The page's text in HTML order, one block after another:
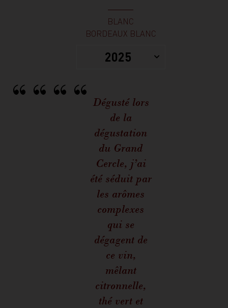
BLANC
BORDEAUX BLANC
2025
Dégusté lors
de la
dégustation
du Grand
Cercle, j’ai
été séduit par
les arômes
complexes
qui se
dégagent de
ce vin,
mêlant
citronnelle,
thé vert et